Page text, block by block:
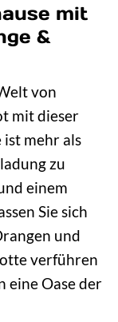
mit
&
von
mit dieser
ist mehr als
zu
einem
Sie sich
und
verführen
eine Oase der